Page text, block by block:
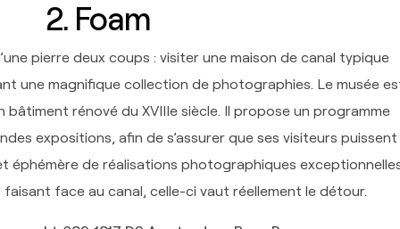
2. Foam
pierre deux coups : visiter une maison de canal typique
une magnifique collection de photographies. Le musée
bâtiment rénové du XVIIIe siècle. Il propose un programme
expositions, afin de s’assurer que ses visiteurs puissent
éphémère de réalisations photographiques
faisant face au canal, celle-ci vaut réellement le détour.